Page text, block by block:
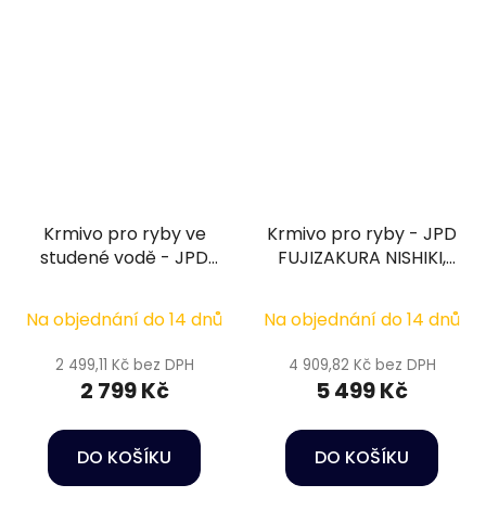
Krmivo pro ryby ve
studené vodě - JPD
Winterfutter 5mm,
5kg
Na objednání do 14 dnů
2 499,11 Kč bez DPH
2 799 Kč
DO KOŠÍKU
Krmivo pro ryby - JPD
FUJIZAKURA NISHIKI,
Na objednání do 14 dnů
4 909,82 Kč bez DPH
5 499 Kč
DO KOŠÍKU